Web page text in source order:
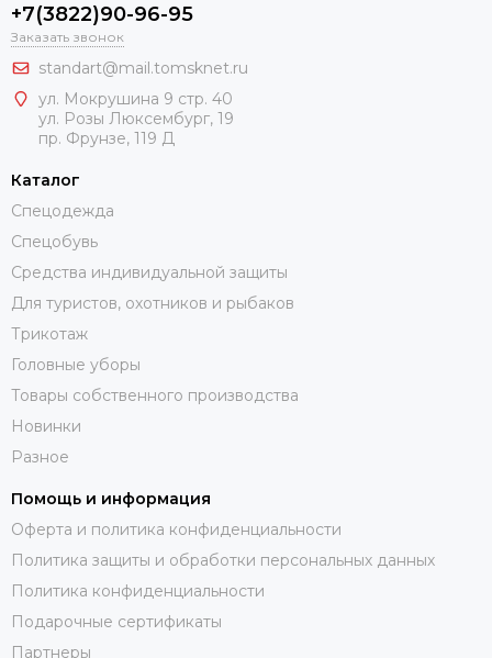
+7(3822)90-96-95
Заказать звонок
standart@mail.tomsknet.ru
ул. Мокрушина 9 стр. 40
ул. Розы Люксембург, 19
пр. Фрунзе, 119 Д
Каталог
Спецодежда
Спецобувь
Средства индивидуальной защиты
Для туристов, охотников и рыбаков
Трикотаж
Головные уборы
Товары собственного производства
Новинки
Разное
Помощь и информация
Оферта и политика конфиденциальности
Политика защиты и обработки персональных данных
Политика конфиденциальности
Подарочные сертификаты
Партнеры